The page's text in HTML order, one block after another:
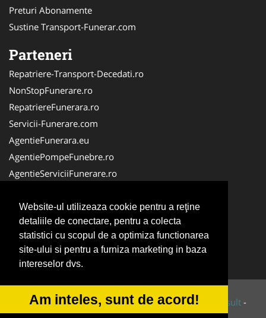
Website-ul utilizeaza cookie pentru a reţine
detaliile de conectare, pentru a colecta
statistici cu scopul de a optimiza functionarea
site-ului si pentru a furniza marketing in baza
intereselor dvs.
Am inteles, sunt de acord!
Preturi Abonamente
Sustine Transport-Funerar.com
Parteneri
Repatriere-Transport-Decedati.ro
NonStopFunerare.ro
RepatriereFunerara.ro
Servicii-Funerare.com
AgentieFunerara.eu
AgentiePompeFunebre.ro
AgentieServiciiFunerare.ro
CasaFunerara.com
Firma-Pompe-Funebre.ro
Firma-Servicii-Funerare.ro
ParastasesiPomeni.ro
© 2014-2026 Powered byVilonMedia&Tokaido Consult -